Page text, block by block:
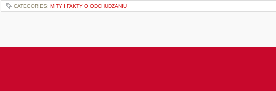
CATEGORIES: MITY I FAKTY O ODCHUDZANIU